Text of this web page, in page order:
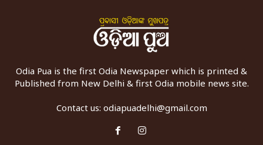
Odia Pua is the first Odia Newspaper which is printed &
Published from New Delhi & first Odia mobile news site.
Contact us: odiapuadelhi@gmail.com